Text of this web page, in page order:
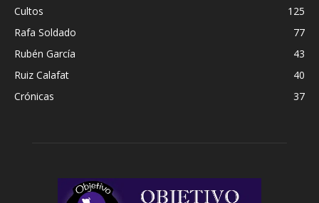
Cultos
125
Rafa Soldado
77
Rubén García
43
Ruiz Calafat
40
Crónicas
37